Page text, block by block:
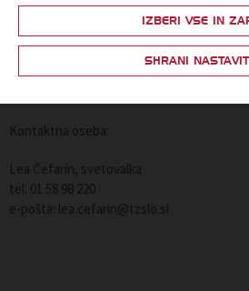
Izjava o pravilnosti navedenih podatkov
Vloga za spremembo podatkov v
Vloga za izbris iz registra učnih mest
Kontaktna oseba:
Lea Čefarin, svetovalka
tel: 01 58 98 220
e-pošta: lea.cefarin@tzslo.si
IZBERI VSE IN
SHRANI